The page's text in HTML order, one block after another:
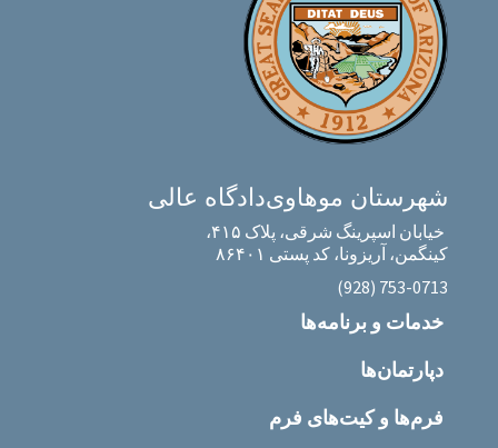
دادگاه عالیشهرستان موهاوی
خیابان اسپرینگ شرقی، پلاک ۴۱۵،
کینگمن، آریزونا، کد پستی ۸۶۴۰۱
‎(928) 753-0713‎
خدمات و برنامه‌ها
دپارتمان‌ها
فرم‌ها و کیت‌های فرم